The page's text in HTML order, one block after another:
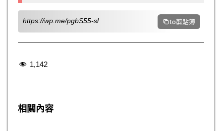
https://wp.me/pgbS55-sl to剪貼簿
1,142